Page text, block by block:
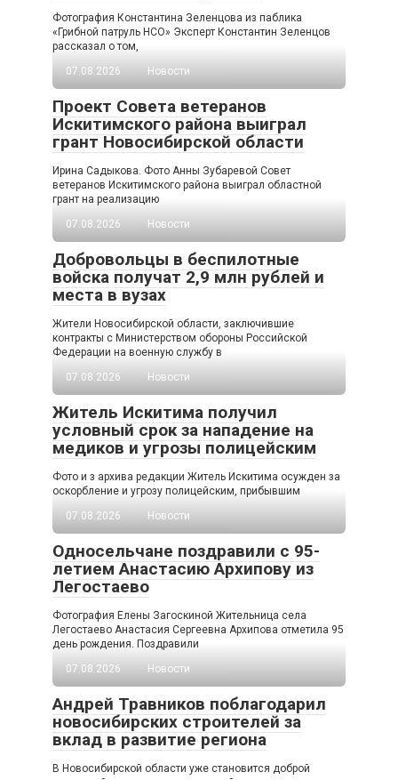
Фотография Константина Зеленцова из паблика
«Грибной патруль НСО» Эксперт Константин Зеленцов
рассказал о том,
07.08.2026
Новости
Проект Совета ветеранов
Искитимского района выиграл
грант Новосибирской области
Ирина Садыкова. Фото Анны Зубаревой Совет
ветеранов Искитимского района выиграл областной
грант на реализацию
07.08.2026
Новости
Добровольцы в беспилотные
войска получат 2,9 млн рублей и
места в вузах
Жители Новосибирской области, заключившие
контракты с Министерством обороны Российской
Федерации на военную службу в
07.08.2026
Новости
Житель Искитима получил
условный срок за нападение на
медиков и угрозы полицейским
Фото и з архива редакции Житель Искитима осужден за
оскорбление и угрозу полицейским, прибывшим
07.08.2026
Новости
Односельчане поздравили с 95-
летием Анастасию Архипову из
Легостаево
Фотография Елены Загоскиной Жительница села
Легостаево Анастасия Сергеевна Архипова отметила 95
день рождения. Поздравили
07.08.2026
Новости
Андрей Травников поблагодарил
новосибирских строителей за
вклад в развитие региона
В Новосибирской области уже становится доброй